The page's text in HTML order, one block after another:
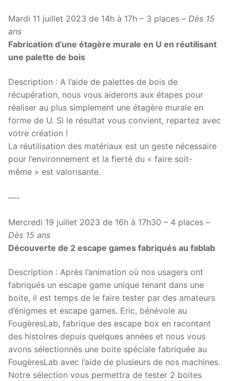
Mardi 11 juillet 2023 de 14h à 17h – 3 places – Dès 15
ans
Fabrication d’une étagère murale en U en réutilisant
une palette de bois
Description : A l’aide de palettes de bois de
récupération, nous vous aiderons aux étapes pour
réaliser au plus simplement une étagère murale en
forme de U. Si le résultat vous convient, repartez avec
votre création !
La réutilisation des matériaux est un geste nécessaire
pour l’environnement et la fierté du « faire soit-
même » est valorisante.
—-
Mercredi 19 juillet 2023 de 16h à 17h30 – 4 places –
Dès 15 ans
Découverte de 2 escape games fabriqués au fablab
Description : Après l’animation où nos usagers ont
fabriqués un escape game unique tenant dans une
boite, il est temps de le faire tester par des amateurs
d’énigmes et escape games. Eric, bénévole au
FougèresLab, fabrique des escape box en racontant
des histoires depuis quelques années et nous vous
avons sélectionnés une boite spéciale fabriquée au
FougèresLab avec l’aide de plusieurs de nos machines.
Notre sélection vous permettra de tester 2 boites